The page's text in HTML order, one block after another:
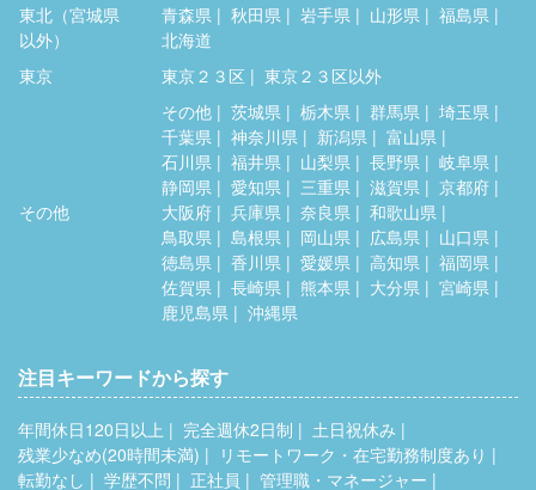
東北（宮城県
以外）
青森県 秋田県 岩手県 山形県
福島県
北海道
東京
東京２３区 東京２３区以外
その他
その他 茨城県 栃木県 群馬県
埼玉県
千葉県
神奈川県 新潟県
富山県
石川県
福井県 山梨県 長野県
岐阜県
静岡県
愛知県 三重県 滋賀県
京都府
大阪府
兵庫県 奈良県
和歌山県
鳥取県
島根県 岡山県 広島県
山口県
徳島県
香川県 愛媛県 高知県
福岡県
佐賀県
長崎県 熊本県 大分県
宮崎県
鹿児島県
沖縄県
注目キーワードから探す
年間休日120日以上 完全週休2日制
土日祝休み
残業少なめ(20時間未満)
リモートワーク・在宅勤務制度あり
転勤なし
学歴不問 正社員 管理職・マネージャー